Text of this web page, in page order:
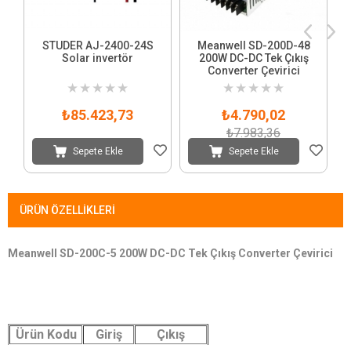
STUDER AJ-2400-24S
Solar invertör
★ ★ ★ ★ ★
₺85.423,73
Sepete Ekle
Meanwell SD-200D-48
200W DC-DC Tek Çıkış
Converter Çevirici
★ ★ ★ ★ ★
₺4.790,02
₺7.983,36
Sepete Ekle
ÜRÜN ÖZELLIKLERI
Meanwell SD-200C-5 200W DC-DC Tek Çıkış Converter Çevirici
Ürün Kodu Giriş
Çıkış